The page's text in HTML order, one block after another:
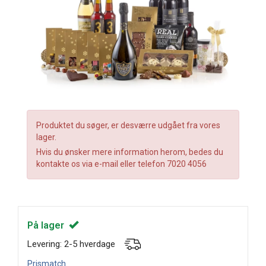
Produktet du søger, er desværre udgået fra vores
lager.
Hvis du ønsker mere information herom, bedes du
kontakte os via e-mail eller telefon 7020 4056
På lager
Levering: 2-5 hverdage
Prismatch